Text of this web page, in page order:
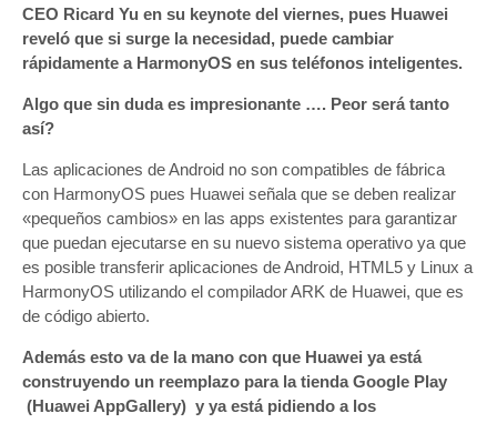
CEO Ricard Yu en su keynote del viernes, pues Huawei
reveló que si surge la necesidad, puede cambiar
rápidamente a HarmonyOS en sus teléfonos inteligentes.
Algo que sin duda es impresionante …. Peor será tanto
así?
Las aplicaciones de Android no son compatibles de fábrica
con HarmonyOS pues Huawei señala que se deben realizar
«pequeños cambios» en las apps existentes para garantizar
que puedan ejecutarse en su nuevo sistema operativo ya que
es posible transferir aplicaciones de Android, HTML5 y Linux a
HarmonyOS utilizando el compilador ARK de Huawei, que es
de código abierto.
Además esto va de la mano con que Huawei ya está
construyendo un reemplazo para la tienda Google Play
(Huawei AppGallery) y ya está pidiendo a los